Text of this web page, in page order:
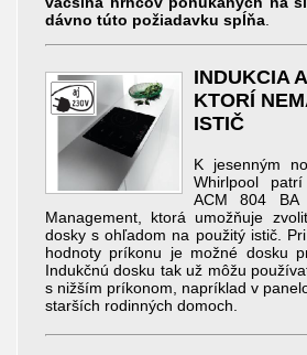
dávno túto požiadavku spĺňa.
INDUKCIA
KTORÍ
ISTIČ
K jesenným
Whirlpool
ACM 804 BA
Management, ktorá umožňuje
dosky s ohľadom na použitý istič.
hodnoty príkonu je možné dosku
Indukčnú dosku tak už môžu
s nižším príkonom, napríklad v
starších rodinných domoch.